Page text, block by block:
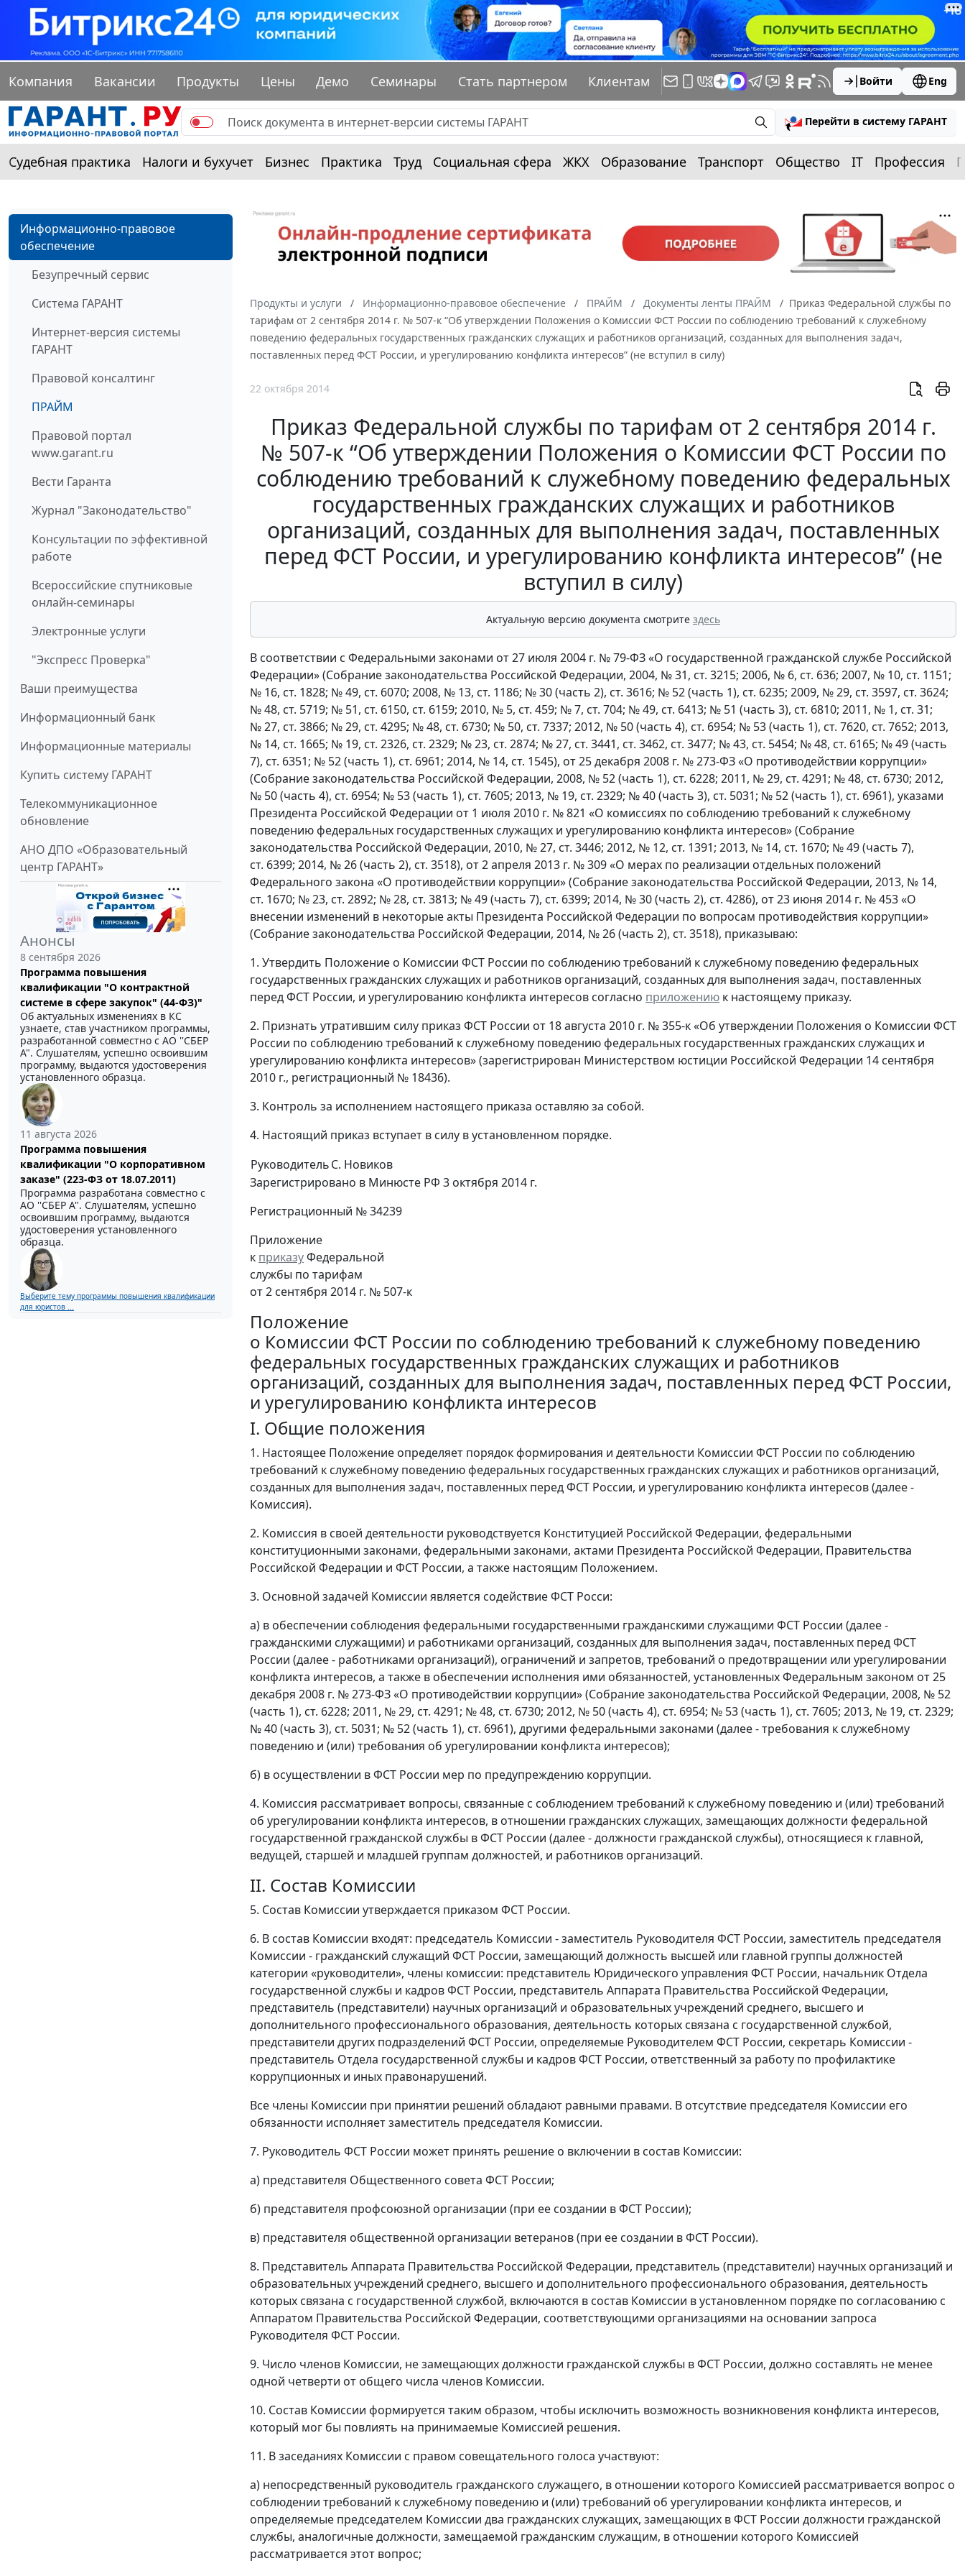
Компания Вакансии Продукты Цены Демо Семинары Стать партнером Клиентам Войти Eng
Перейти в систему ГАРАНТ
Судебная практика Налоги и бухучет Бизнес Практика Труд Социальная сфера ЖКХ Образование Транспорт Общество IT Профессия
Информационно-правовое
обеспечение
Безупречный сервис
Система ГАРАНТ
Интернет-версия системы
ГАРАНТ
Правовой консалтинг
ПРАЙМ
Правовой портал
www.garant.ru
Вести Гаранта
Журнал "Законодательство"
Консультации по эффективной
работе
Всероссийские спутниковые
онлайн-семинары
Электронные услуги
"Экспресс Проверка"
Ваши преимущества
Информационный банк
Информационные материалы
Купить систему ГАРАНТ
Телекоммуникационное
обновление
АНО ДПО «Образовательный
центр ГАРАНТ»
Анонсы
8 сентября 2026
Программа повышения
квалификации "О контрактной
системе в сфере закупок" (44-ФЗ)"
Об актуальных изменениях в КС
узнаете, став участником программы,
разработанной совместно с АО ''СБЕР
А". Слушателям, успешно освоившим
программу, выдаются удостоверения
установленного образца.
11 августа 2026
Программа повышения
квалификации "О корпоративном
заказе" (223-ФЗ от 18.07.2011)
Программа разработана совместно с
АО ''СБЕР А". Слушателям, успешно
освоившим программу, выдаются
удостоверения установленного
образца.
Выберите тему программы повышения квалификации
для юристов ...
Продукты и услуги Информационно-правовое обеспечение ПРАЙМ Документы ленты ПРАЙМ
Приказ Федеральной службы по
тарифам от 2 сентября 2014 г. № 507-к “Об утверждении Положения о Комиссии ФСТ России по соблюдению требований к служебному
поведению федеральных государственных гражданских служащих и работников организаций, созданных для выполнения задач,
поставленных перед ФСТ России, и урегулированию конфликта интересов” (не вступил в силу)
22 октября 2014
Приказ Федеральной службы по тарифам от 2 сентября 2014 г.
№ 507-к “Об утверждении Положения о Комиссии ФСТ России по
соблюдению требований к служебному поведению федеральных
государственных гражданских служащих и работников
организаций, созданных для выполнения задач, поставленных
перед ФСТ России, и урегулированию конфликта интересов” (не
вступил в силу)
Актуальную версию документа смотрите здесь
В соответствии с Федеральными законами от 27 июля 2004 г. № 79-ФЗ «О государственной гражданской службе Российской
Федерации» (Собрание законодательства Российской Федерации, 2004, № 31, ст. 3215; 2006, № 6, ст. 636; 2007, № 10, ст. 1151;
№ 16, ст. 1828; № 49, ст. 6070; 2008, № 13, ст. 1186; № 30 (часть 2), ст. 3616; № 52 (часть 1), ст. 6235; 2009, № 29, ст. 3597, ст. 3624;
№ 48, ст. 5719; № 51, ст. 6150, ст. 6159; 2010, № 5, ст. 459; № 7, ст. 704; № 49, ст. 6413; № 51 (часть 3), ст. 6810; 2011, № 1, ст. 31;
№ 27, ст. 3866; № 29, ст. 4295; № 48, ст. 6730; № 50, ст. 7337; 2012, № 50 (часть 4), ст. 6954; № 53 (часть 1), ст. 7620, ст. 7652; 2013,
№ 14, ст. 1665; № 19, ст. 2326, ст. 2329; № 23, ст. 2874; № 27, ст. 3441, ст. 3462, ст. 3477; № 43, ст. 5454; № 48, ст. 6165; № 49 (часть
7), ст. 6351; № 52 (часть 1), ст. 6961; 2014, № 14, ст. 1545), от 25 декабря 2008 г. № 273-ФЗ «О противодействии коррупции»
(Собрание законодательства Российской Федерации, 2008, № 52 (часть 1), ст. 6228; 2011, № 29, ст. 4291; № 48, ст. 6730; 2012,
№ 50 (часть 4), ст. 6954; № 53 (часть 1), ст. 7605; 2013, № 19, ст. 2329; № 40 (часть 3), ст. 5031; № 52 (часть 1), ст. 6961), указами
Президента Российской Федерации от 1 июля 2010 г. № 821 «О комиссиях по соблюдению требований к служебному
поведению федеральных государственных служащих и урегулированию конфликта интересов» (Собрание
законодательства Российской Федерации, 2010, № 27, ст. 3446; 2012, № 12, ст. 1391; 2013, № 14, ст. 1670; № 49 (часть 7),
ст. 6399; 2014, № 26 (часть 2), ст. 3518), от 2 апреля 2013 г. № 309 «О мерах по реализации отдельных положений
Федерального закона «О противодействии коррупции» (Собрание законодательства Российской Федерации, 2013, № 14,
ст. 1670; № 23, ст. 2892; № 28, ст. 3813; № 49 (часть 7), ст. 6399; 2014, № 30 (часть 2), ст. 4286), от 23 июня 2014 г. № 453 «О
внесении изменений в некоторые акты Президента Российской Федерации по вопросам противодействия коррупции»
(Собрание законодательства Российской Федерации, 2014, № 26 (часть 2), ст. 3518), приказываю:
1. Утвердить Положение о Комиссии ФСТ России по соблюдению требований к служебному поведению федеральных
государственных гражданских служащих и работников организаций, созданных для выполнения задач, поставленных
перед ФСТ России, и урегулированию конфликта интересов согласно приложению к настоящему приказу.
2. Признать утратившим силу приказ ФСТ России от 18 августа 2010 г. № 355-к «Об утверждении Положения о Комиссии ФСТ
России по соблюдению требований к служебному поведению федеральных государственных гражданских служащих и
урегулированию конфликта интересов» (зарегистрирован Министерством юстиции Российской Федерации 14 сентября
2010 г., регистрационный № 18436).
3. Контроль за исполнением настоящего приказа оставляю за собой.
4. Настоящий приказ вступает в силу в установленном порядке.
РуководительС. Новиков
Зарегистрировано в Минюсте РФ 3 октября 2014 г.
Регистрационный № 34239
Приложение
к приказуФедеральной
службы по тарифам
от 2 сентября 2014 г. № 507-к
Положение
о Комиссии ФСТ России по соблюдению требований к служебному поведению
федеральных государственных гражданских служащих и работников
организаций, созданных для выполнения задач, поставленных перед ФСТ России,
и урегулированию конфликта интересов
I. Общие положения
1. Настоящее Положение определяет порядок формирования и деятельности Комиссии ФСТ России по соблюдению
требований к служебному поведению федеральных государственных гражданских служащих и работников организаций,
созданных для выполнения задач, поставленных перед ФСТ России, и урегулированию конфликта интересов (далее -
Комиссия).
2. Комиссия в своей деятельности руководствуется Конституцией Российской Федерации, федеральными
конституционными законами, федеральными законами, актами Президента Российской Федерации, Правительства
Российской Федерации и ФСТ России, а также настоящим Положением.
3. Основной задачей Комиссии является содействие ФСТ Росси:
а) в обеспечении соблюдения федеральными государственными гражданскими служащими ФСТ России (далее -
гражданскими служащими) и работниками организаций, созданных для выполнения задач, поставленных перед ФСТ
России (далее - работниками организаций), ограничений и запретов, требований о предотвращении или урегулировании
конфликта интересов, а также в обеспечении исполнения ими обязанностей, установленных Федеральным законом от 25
декабря 2008 г. № 273-ФЗ «О противодействии коррупции» (Собрание законодательства Российской Федерации, 2008, № 52
(часть 1), ст. 6228; 2011, № 29, ст. 4291; № 48, ст. 6730; 2012, № 50 (часть 4), ст. 6954; № 53 (часть 1), ст. 7605; 2013, № 19, ст. 2329;
№ 40 (часть 3), ст. 5031; № 52 (часть 1), ст. 6961), другими федеральными законами (далее - требования к служебному
поведению и (или) требования об урегулировании конфликта интересов);
б) в осуществлении в ФСТ России мер по предупреждению коррупции.
4. Комиссия рассматривает вопросы, связанные с соблюдением требований к служебному поведению и (или) требований
об урегулировании конфликта интересов, в отношении гражданских служащих, замещающих должности федеральной
государственной гражданской службы в ФСТ России (далее - должности гражданской службы), относящиеся к главной,
ведущей, старшей и младшей группам должностей, и работников организаций.
II. Состав Комиссии
5. Состав Комиссии утверждается приказом ФСТ России.
6. В состав Комиссии входят: председатель Комиссии - заместитель Руководителя ФСТ России, заместитель председателя
Комиссии - гражданский служащий ФСТ России, замещающий должность высшей или главной группы должностей
категории «руководители», члены комиссии: представитель Юридического управления ФСТ России, начальник Отдела
государственной службы и кадров ФСТ России, представитель Аппарата Правительства Российской Федерации,
представитель (представители) научных организаций и образовательных учреждений среднего, высшего и
дополнительного профессионального образования, деятельность которых связана с государственной службой,
представители других подразделений ФСТ России, определяемые Руководителем ФСТ России, секретарь Комиссии -
представитель Отдела государственной службы и кадров ФСТ России, ответственный за работу по профилактике
коррупционных и иных правонарушений.
Все члены Комиссии при принятии решений обладают равными правами. В отсутствие председателя Комиссии его
обязанности исполняет заместитель председателя Комиссии.
7. Руководитель ФСТ России может принять решение о включении в состав Комиссии:
а) представителя Общественного совета ФСТ России;
б) представителя профсоюзной организации (при ее создании в ФСТ России);
в) представителя общественной организации ветеранов (при ее создании в ФСТ России).
8. Представитель Аппарата Правительства Российской Федерации, представитель (представители) научных организаций и
образовательных учреждений среднего, высшего и дополнительного профессионального образования, деятельность
которых связана с государственной службой, включаются в состав Комиссии в установленном порядке по согласованию с
Аппаратом Правительства Российской Федерации, соответствующими организациями на основании запроса
Руководителя ФСТ России.
9. Число членов Комиссии, не замещающих должности гражданской службы в ФСТ России, должно составлять не менее
одной четверти от общего числа членов Комиссии.
10. Состав Комиссии формируется таким образом, чтобы исключить возможность возникновения конфликта интересов,
который мог бы повлиять на принимаемые Комиссией решения.
11. В заседаниях Комиссии с правом совещательного голоса участвуют:
а) непосредственный руководитель гражданского служащего, в отношении которого Комиссией рассматривается вопрос о
соблюдении требований к служебному поведению и (или) требований об урегулировании конфликта интересов, и
определяемые председателем Комиссии два гражданских служащих, замещающих в ФСТ России должности гражданской
службы, аналогичные должности, замещаемой гражданским служащим, в отношении которого Комиссией
рассматривается этот вопрос;